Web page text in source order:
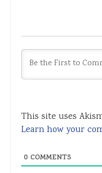
This site uses
Learn how your
0 COMMENTS